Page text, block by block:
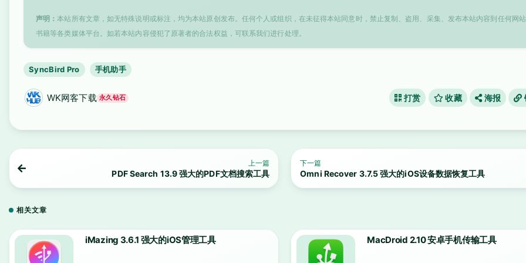
声明：本站所有文章，如无特殊说明或标注，均为本站原创发布。任何个人或组织，在未征得本站同意时，禁止复制、盗用、采集、发布本站内容到任何网
书籍等各类媒体平台。如若本站内容侵犯了原著者的合法权益，可联系我们进行处理。
SyncBird Pro 手机助手
WK网客下载 永久钻石 打赏 收藏 海报
上一篇
PDF Search 13.9 强大的PDF文档搜索工具
下一篇
Omni Recover 3.7.5 强大的iOS设备数据恢复工具
相关文章
iMazing 3.6.1 强大的iOS管理工具 MacDroid 2.10 安卓手机传输工具